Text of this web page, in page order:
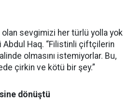
olan sevgimizi her türlü yolla yok
Abdul Haq. “Filistinli çiftçilerin
olmasını istemiyorlar. Bu,
çirkin ve kötü bir şey.”
dönüştü